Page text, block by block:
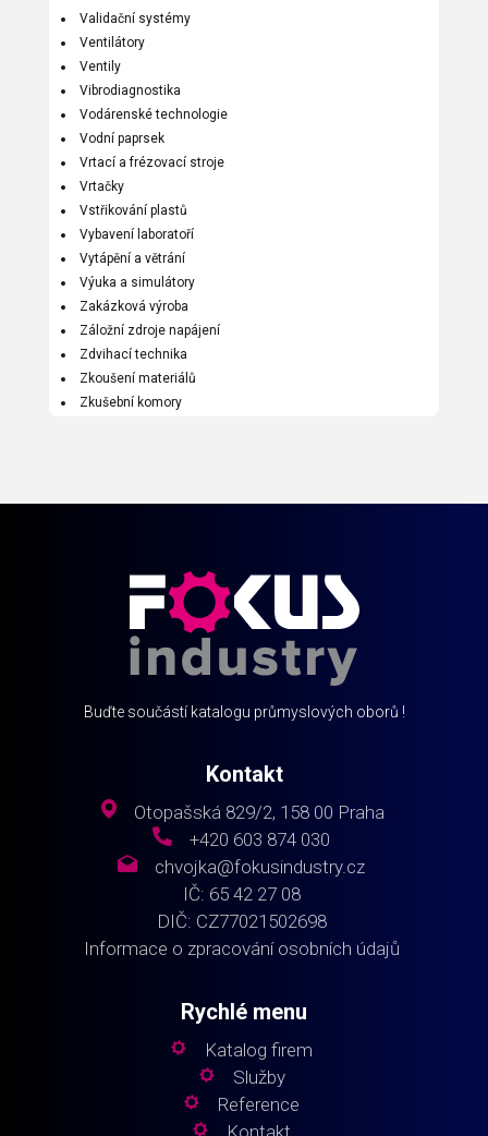
Validační systémy
Ventilátory
Ventily
Vibrodiagnostika
Vodárenské technologie
Vodní paprsek
Vrtací a frézovací stroje
Vrtačky
Vstřikování plastů
Vybavení laboratoří
Vytápění a větrání
Výuka a simulátory
Zakázková výroba
Záložní zdroje napájení
Zdvihací technika
Zkoušení materiálů
Zkušební komory
Buďte součástí katalogu průmyslových oborů !
Kontakt
Otopašská 829/2, 158 00 Praha
+420 603 874 030
chvojka@fokusindustry.cz
IČ: 65 42 27 08
DIČ: CZ77021502698
Informace o zpracování osobních údajů
Rychlé menu
Katalog firem
Služby
Reference
Kontakt